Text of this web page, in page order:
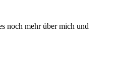
noch mehr über mich und